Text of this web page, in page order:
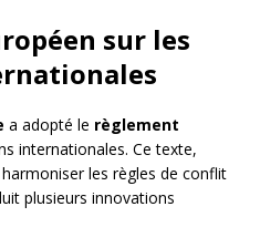
sur les
a adopté le règlement
internationales. Ce texte,
les règles de conflit
plusieurs innovations